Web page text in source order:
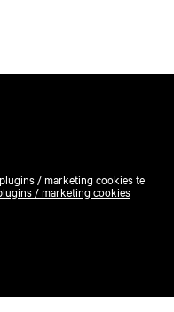
/ marketing cookies te
/ marketing cookies